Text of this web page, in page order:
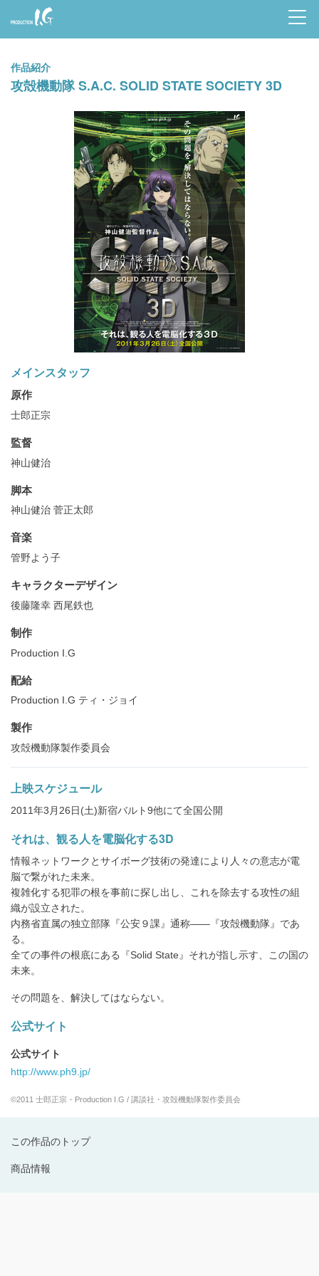
Prod
uctio
n I.G
作品紹介
攻殻機動隊 S.A.C. SOLID STATE SOCIETY 3D
この作品のトップ
商品情報
メインスタッフ
原作
士郎正宗
監督
神山健治
脚本
神山健治 菅正太郎
音楽
管野よう子
キャラクターデザイン
後藤隆幸 西尾鉄也
制作
Production I.G
配給
Production I.G ティ・ジョイ
製作
攻殻機動隊製作委員会
上映スケジュール
2011年3月26日(土)新宿バルト9他にて全国公開
それは、観る人を電脳化する3D
情報ネットワークとサイボーグ技術の発達により人々の意志が電
脳で繋がれた未来。
複雑化する犯罪の根を事前に探し出し、これを除去する攻性の組
織が設立された。
内務省直属の独立部隊『公安９課』通称——『攻殻機動隊』であ
る。
全ての事件の根底にある『Solid State』それが指し示す、この国の
未来。
その問題を、解決してはならない。
公式サイト
公式サイト
http://www.ph9.jp/
©2011 士郎正宗・Production I.G / 講談社・攻殻機動隊製作委員会